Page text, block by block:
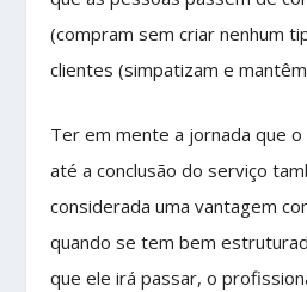
(compram sem criar nenhum
clientes (simpatizam e
Ter em mente a jornada que
até a conclusão do serviço
considerada uma vantagem
quando se tem bem
que ele irá passar, o